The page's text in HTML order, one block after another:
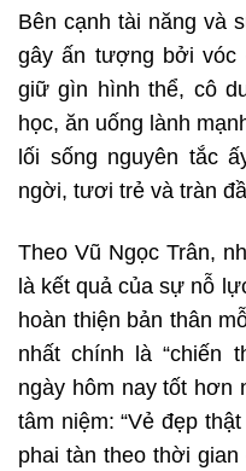
Bên cạnh tài năng và
gây ấn tượng bởi vóc
giữ gìn hình thể, cô
học, ăn uống lành
lối sống nguyên tắc
ngời, tươi trẻ và tràn
Theo Vũ Ngọc Trân,
là kết quả của sự nỗ
hoàn thiện bản thân
nhất chính là “chiến
ngày hôm nay tốt hơn
tâm niệm: “Vẻ đẹp
phai tàn theo thời